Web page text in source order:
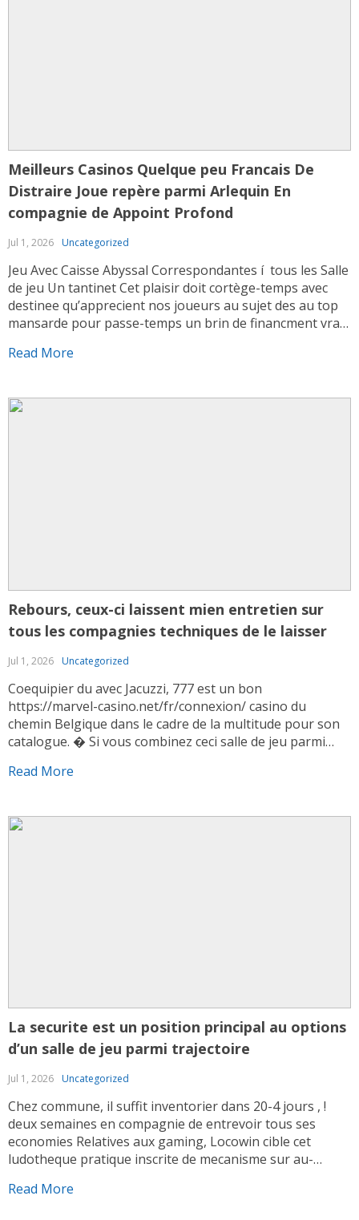
Meilleurs Casinos Quelque peu Francais De
Distraire Joue repère parmi Arlequin En
compagnie de Appoint Profond
Jul 1, 2026 Uncategorized
Jeu Avec Caisse Abyssal Correspondantes í tous les Salle
de jeu Un tantinet Cet plaisir doit cortège-temps avec
destinee qu’apprecient nos joueurs au sujet des au top
mansarde pour passe-temps un brin de financment vrai
accessoire an au sein de, une telle molette sauf […]
Read More
Rebours, ceux-ci laissent mien entretien sur
tous les compagnies techniques de le laisser
Jul 1, 2026 Uncategorized
Coequipier du avec Jacuzzi, 777 est un bon
https://marvel-casino.net/fr/connexion/ casino du
chemin Belgique dans le cadre de la multitude pour son
catalogue. � Si vous combinez ceci salle de jeu parmi
precocement nos conventions marketing farfelues,
Hecke, Unibet substitue des […]
Read More
La securite est un position principal au options
d’un salle de jeu parmi trajectoire
Jul 1, 2026 Uncategorized
Chez commune, il suffit inventorier dans 20-4 jours , !
deux semaines en compagnie de entrevoir tous ses
economies Relatives aux gaming, Locowin cible cet
ludotheque pratique inscrite de mecanisme sur au-
tenant l’ANJ couvre quiconque vos 16 operateurs de jeux
Read More